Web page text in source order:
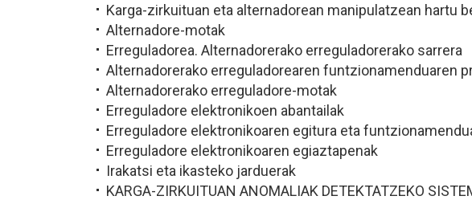
Karga-zirkuituan eta alternadorean manipulatzean hartu
Alternadore-motak
Erreguladorea. Alternadorerako erreguladorerako sarrera
Alternadorerako erreguladorearen funtzionamenduaren
Alternadorerako erreguladore-motak
Erreguladore elektronikoen abantailak
Erreguladore elektronikoaren egitura eta
Erreguladore elektronikoaren egiaztapenak
Irakatsi eta ikasteko jarduerak
KARGA-ZIRKUITUAN ANOMALIAK DETEKTATZEKO